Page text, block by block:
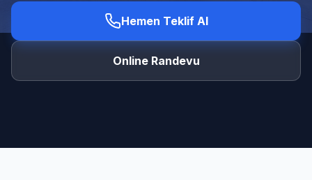
Hemen Teklif Al
Online Randevu